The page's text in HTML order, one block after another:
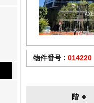
物件番号 : 014220
階